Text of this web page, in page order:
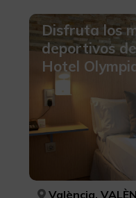
Disfruta los
deportivos
Hotel
València,